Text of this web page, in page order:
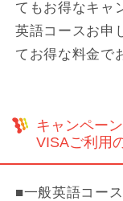
てもお得なキャ
英語コースお申
てお得な料金で
キャンペー
VISAご利用
■一般英語コー